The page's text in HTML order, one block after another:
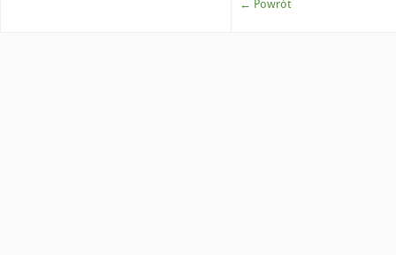
← Powrót